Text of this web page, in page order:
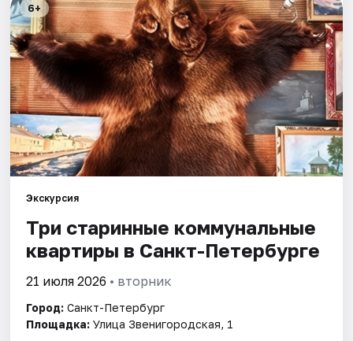
Выставки
Квесты
Экскурсии
Спорт
События
Города
Площадки
Рейтинги
6+
Экскурсия
Три старинные коммунальные
квартиры в Санкт-Петербурге
21 июля 2026 • вторник
Город: Санкт-Петербург
Площадка: Улица Звенигородская, 1